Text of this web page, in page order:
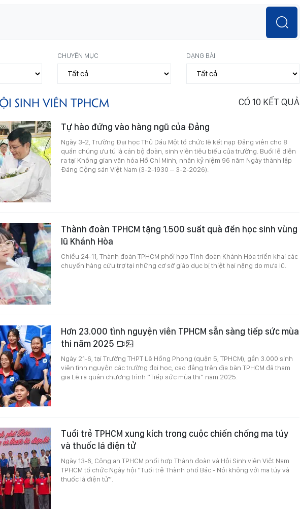
CHUYÊN MỤC DẠNG BÀI
SINH VIÊN TPHCM CÓ 10 KẾT QUẢ
Tự hào đứng vào hàng ngũ của Đảng
Ngày 3-2, Trường Đại học Thủ Dầu Một tổ chức lễ kết nạp Đảng viên cho 8
quần chúng ưu tú là cán bộ đoàn, sinh viên tiêu biểu của trường. Buổi lễ diễn
ra tại Không gian văn hóa Hồ Chí Minh, nhân kỷ niệm 96 năm Ngày thành lập
Đảng Cộng sản Việt Nam (3-2-1930 – 3-2-2026).
Thành đoàn TPHCM tặng 1.500 suất quà đến học sinh vùng
lũ Khánh Hòa
Chiều 24-11, Thành đoàn TPHCM phối hợp Tỉnh đoàn Khánh Hòa triển khai các
chuyến hàng cứu trợ tại những cơ sở giáo dục bị thiệt hại nặng do mưa lũ.
Hơn 23.000 tình nguyện viên TPHCM sẵn sàng tiếp sức mùa
thi năm 2025
Ngày 21-6, tại Trường THPT Lê Hồng Phong (quận 5, TPHCM), gần 3.000 sinh
viên tình nguyện các trường đại học, cao đẳng trên địa bàn TPHCM đã tham
gia Lễ ra quân chương trình “Tiếp sức mùa thi” năm 2025.
Tuổi trẻ TPHCM xung kích trong cuộc chiến chống ma túy
và thuốc lá điện tử
Ngày 13-6, Công an TPHCM phối hợp Thành đoàn và Hội Sinh viên Việt Nam
TPHCM tổ chức Ngày hội “Tuổi trẻ Thành phố Bác - Nói không với ma túy và
thuốc lá điện tử”.